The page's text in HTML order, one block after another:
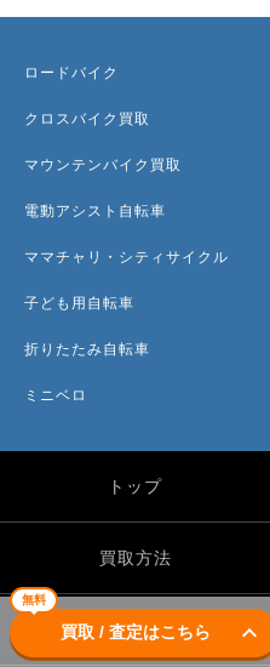
無料
買取 / 査定はこちら keyboard_arrow_down
ロードバイク
クロスバイク買取
マウンテンバイク買取
電動アシスト自転車
ママチャリ・シティサイクル
子ども用自転車
折りたたみ自転車
ミニベロ
トップ
買取方法
買取実績